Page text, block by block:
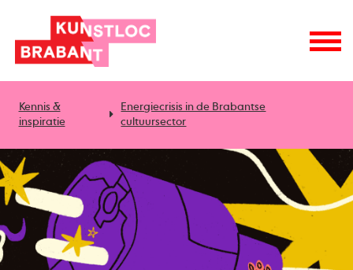
Kennis &
inspiratie
Energiecrisis in de Brabantse
cultuursector